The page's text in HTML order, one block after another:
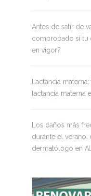
Antes de salir de
comprobado si tu
en vigor?
Lactancia
lactancia materna
Los daños más
durante el verano:
dermatólogo en